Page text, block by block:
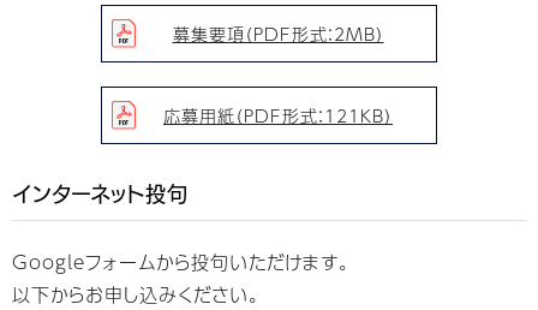
募集要項（PDF形式：2MB）
応募用紙（PDF形式：121KB）
インターネット投句
Googleフォームから投句いただけます。
以下からお申し込みください。